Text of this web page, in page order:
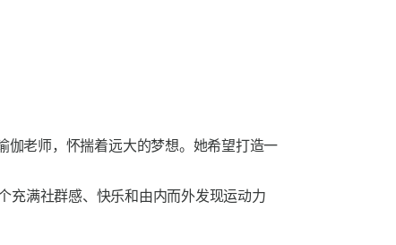
伽老师，怀揣着远大的梦想。她希望打造一
充满社群感、快乐和由内而外发现运动力